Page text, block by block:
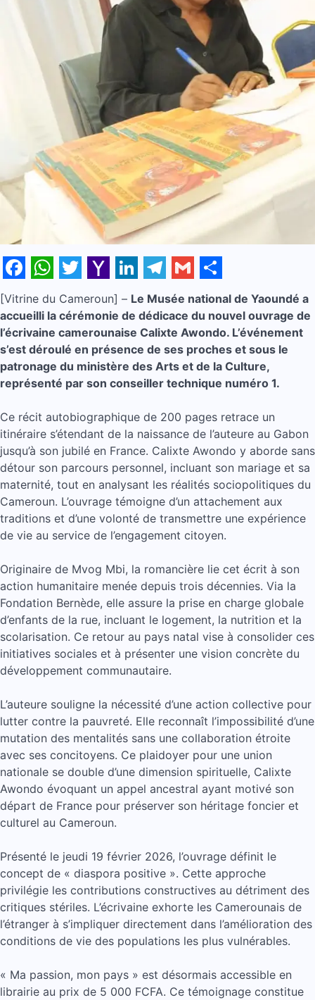
Facebook
WhatsApp
Twitter
Yahoo
Mail
LinkedIn
Telegram
Gmail
Share
[Vitrine du Cameroun] – Le Musée national de Yaoundé a
accueilli la cérémonie de dédicace du nouvel ouvrage de
l’écrivaine camerounaise Calixte Awondo. L’événement
s’est déroulé en présence de ses proches et sous le
patronage du ministère des Arts et de la Culture,
représenté par son conseiller technique numéro 1.
Ce récit autobiographique de 200 pages retrace un
itinéraire s’étendant de la naissance de l’auteure au Gabon
jusqu’à son jubilé en France. Calixte Awondo y aborde sans
détour son parcours personnel, incluant son mariage et sa
maternité, tout en analysant les réalités sociopolitiques du
Cameroun. L’ouvrage témoigne d’un attachement aux
traditions et d’une volonté de transmettre une expérience
de vie au service de l’engagement citoyen.
Originaire de Mvog Mbi, la romancière lie cet écrit à son
action humanitaire menée depuis trois décennies. Via la
Fondation Bernède, elle assure la prise en charge globale
d’enfants de la rue, incluant le logement, la nutrition et la
scolarisation. Ce retour au pays natal vise à consolider ces
initiatives sociales et à présenter une vision concrète du
développement communautaire.
L’auteure souligne la nécessité d’une action collective pour
lutter contre la pauvreté. Elle reconnaît l’impossibilité d’une
mutation des mentalités sans une collaboration étroite
avec ses concitoyens. Ce plaidoyer pour une union
nationale se double d’une dimension spirituelle, Calixte
Awondo évoquant un appel ancestral ayant motivé son
départ de France pour préserver son héritage foncier et
culturel au Cameroun.
Présenté le jeudi 19 février 2026, l’ouvrage définit le
concept de « diaspora positive ». Cette approche
privilégie les contributions constructives au détriment des
critiques stériles. L’écrivaine exhorte les Camerounais de
l’étranger à s’impliquer directement dans l’amélioration des
conditions de vie des populations les plus vulnérables.
« Ma passion, mon pays » est désormais accessible en
librairie au prix de 5 000 FCFA. Ce témoignage constitue